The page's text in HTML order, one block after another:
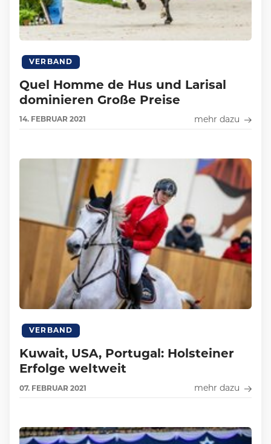
VERBAND
Quel Homme de Hus und Larisal
dominieren Große Preise
14. FEBRUAR 2021 mehr dazu
VERBAND
Kuwait, USA, Portugal: Holsteiner
Erfolge weltweit
07. FEBRUAR 2021 mehr dazu